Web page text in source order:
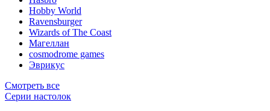
Hobby World
Ravensburger
Wizards of The Coast
Магеллан
сosmodrome games
Эврикус
Смотреть все
Серии настолок